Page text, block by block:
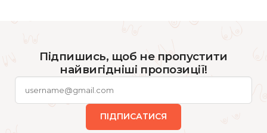
Підпишись, щоб не пропустити
найвигідніші пропозиції!
ПІДПИСАТИСЯ